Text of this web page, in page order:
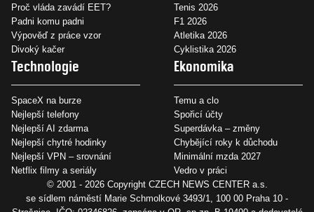
Proč vláda zavádí EET?
Padni komu padni
Výpověď z práce vzor
Divoký kačer
Tenis 2026
F1 2026
Atletika 2026
Cyklistika 2026
Technologie
SpaceX na burze
Nejlepší telefony
Nejlepší AI zdarma
Nejlepší chytré hodinky
Nejlepší VPN – srovnání
Netflix filmy a seriály
Ekonomika
Temu a clo
Spořicí účty
Superdávka – změny
Chybějící roky k důchodu
Minimální mzda 2027
Vedro v práci
© 2001 - 2026 Copyright CZECH NEWS CENTER a.s.
se sídlem náměstí Marie Schmolkové 3493/1, 100 00 Praha 10 -